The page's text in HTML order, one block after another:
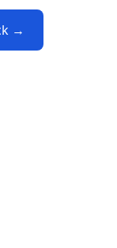
→